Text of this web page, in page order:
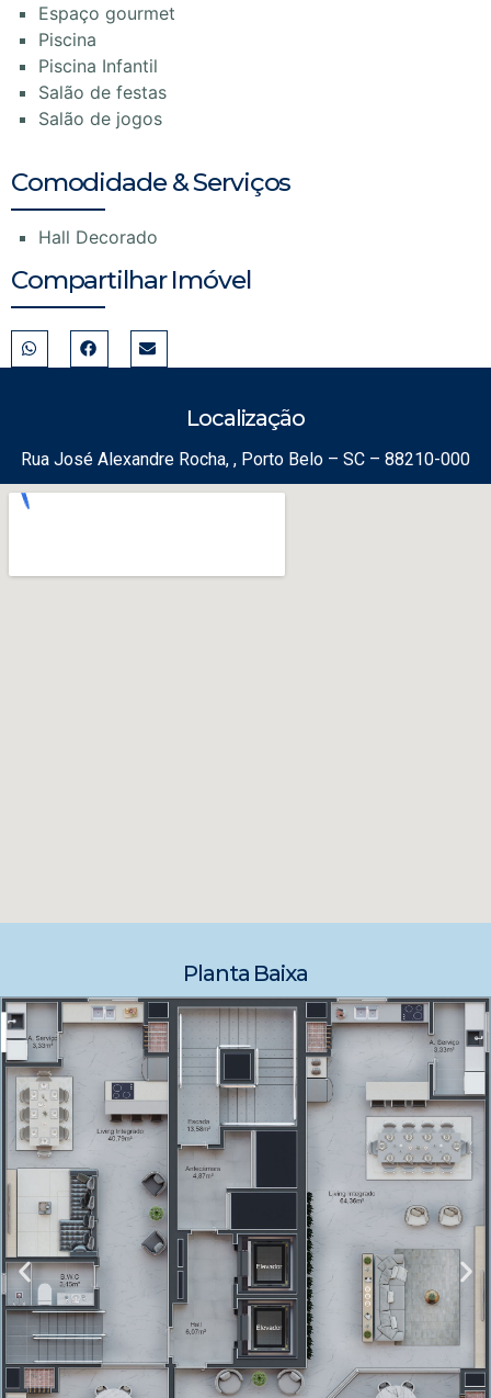
Espaço gourmet
Piscina
Piscina Infantil
Salão de festas
Salão de jogos
Comodidade & Serviços
Hall Decorado
Compartilhar Imóvel
Localização
Rua José Alexandre Rocha, , Porto Belo – SC – 88210-000
Planta Baixa